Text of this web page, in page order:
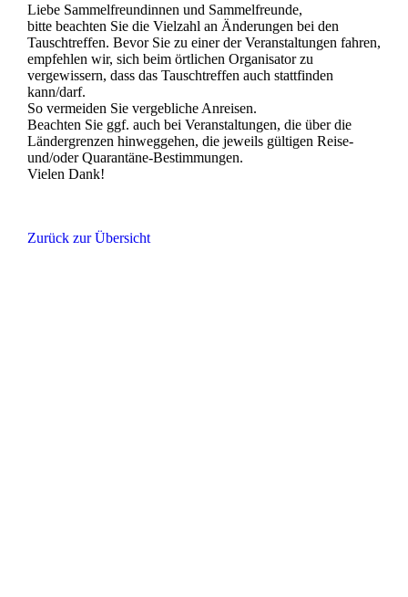
Liebe Sammelfreundinnen und Sammelfreunde,
bitte beachten Sie die Vielzahl an Änderungen bei den
Tauschtreffen. Bevor Sie zu einer der Veranstaltungen fahren,
empfehlen wir, sich beim örtlichen Organisator zu
vergewissern, dass das Tauschtreffen auch stattfinden
kann/darf.
So vermeiden Sie vergebliche Anreisen.
Beachten Sie ggf. auch bei Veranstaltungen, die über die
Ländergrenzen hinweggehen, die jeweils gültigen Reise-
und/oder Quarantäne-Bestimmungen.
Vielen Dank!
Zurück zur Übersicht